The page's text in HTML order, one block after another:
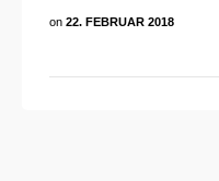
on 22. FEBRUAR 2018